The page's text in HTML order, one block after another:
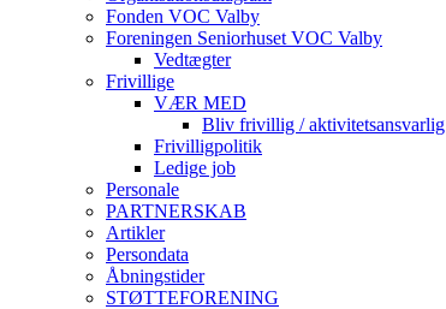
Fonden VOC Valby
Foreningen Seniorhuset VOC Valby
Vedtægter
Frivillige
VÆR MED
Bliv frivillig / aktivitetsansvarlig
Frivilligpolitik
Ledige job
Personale
PARTNERSKAB
Artikler
Persondata
Åbningstider
STØTTEFORENING